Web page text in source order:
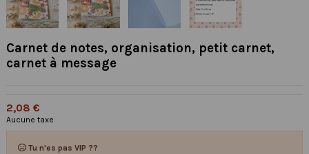
Carnet de notes, organisation, petit carnet,
carnet à message
2,08 €
Aucune taxe
Tu n'es pas VIP ??